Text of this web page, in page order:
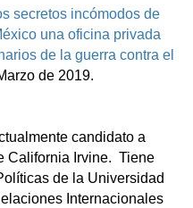
secretos incómodos de
una oficina privada
de la guerra contra el
de 2019.
candidato a
California Irvine. Tiene
de la Universidad
Internacionales